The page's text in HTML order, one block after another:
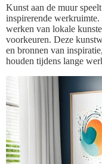
Kunst aan de muur
inspirerende
werken van lokale
voorkeuren. Deze
en bronnen van
houden tijdens lange